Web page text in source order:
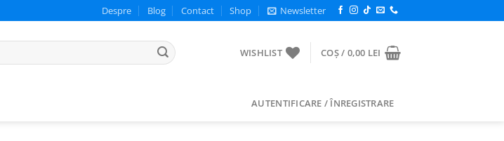
Despre Blog Contact Shop Newsletter
WISHLIST COȘ / 0,00 LEI
AUTENTIFICARE / ÎNREGISTRARE